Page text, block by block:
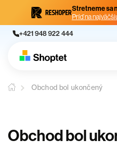
Stretneme sa
Príď na
+421 948 922 444
Obchod bol ukončený
Obchod bol